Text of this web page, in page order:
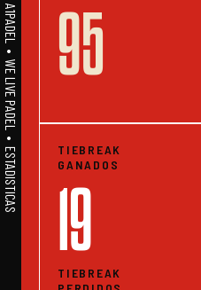
A1PADEL • WE LIVE PADEL • ESTADISTICAS 95
TIEBREAK
GANADOS
19
TIEBREAK